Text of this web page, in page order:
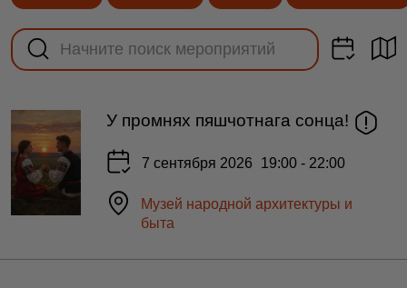
У промнях пяшчотнага сонца!
7 сентября 2026 19:00 - 22:00
Музей народной архитектуры и
быта